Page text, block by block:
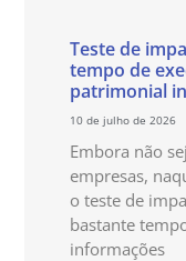
Teste de
tempo de
patrimonial
10 de julho de 2026
Embora não
empresas,
o teste de
bastante
informações